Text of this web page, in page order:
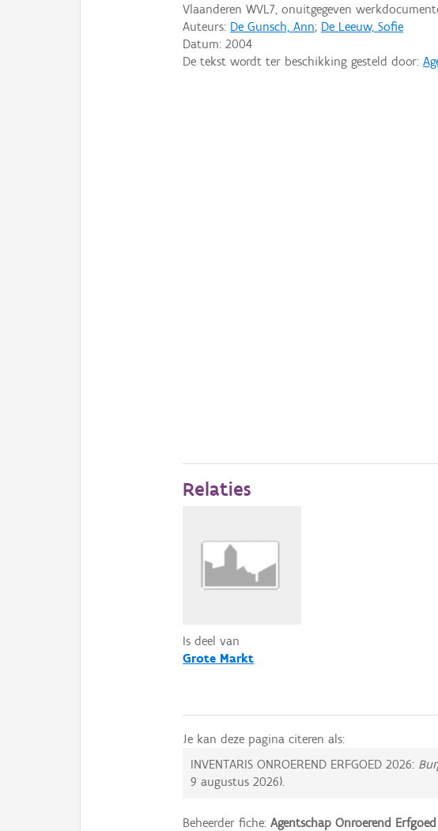
Vlaanderen WVL7, onuitgegeven
Auteurs: De Gunsch, Ann; De Leeuw, Sofie
Datum:2004
De tekst wordt ter beschikking gesteld door:
Relaties
Is deel van
Grote Markt
Je kan deze pagina citeren als:
INVENTARIS ONROEREND ERFGOED 2026:
9 augustus 2026).
Beheerder fiche:Agentschap Onroerend Erfgoed